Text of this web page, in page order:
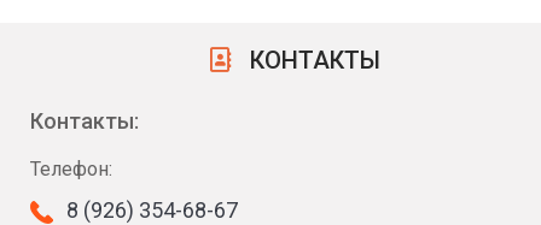
КОНТАКТЫ
Контакты:
Телефон:
8 (926) 354-68-67